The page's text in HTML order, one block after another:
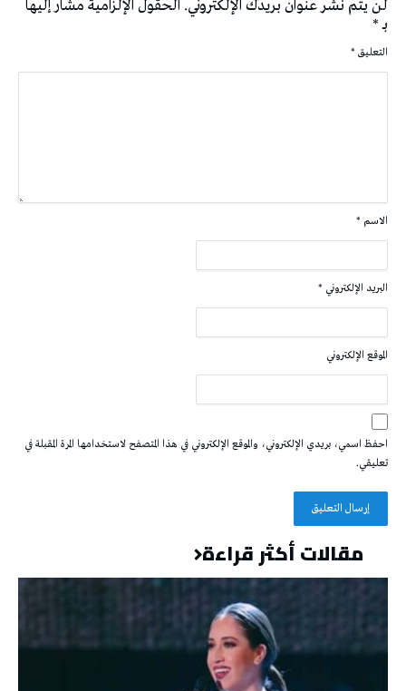
لن يتم نشر عنوان بريدك الإلكتروني. الحقول الإلزامية مشار إليها
بـ*
التعليق *
الاسم *
البريد الإلكتروني *
الموقع الإلكتروني
احفظ اسمي، بريدي الإلكتروني، والموقع الإلكتروني في هذا المتصفح لاستخدامها المرة المقبلة في
تعليقي.
مقالات أكثر قراءة